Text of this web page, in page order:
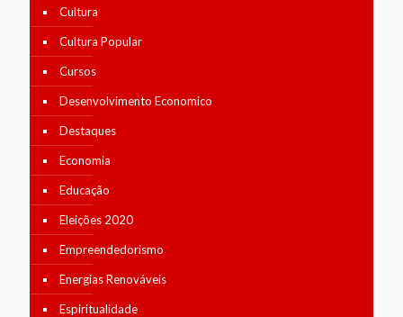
Cultura
Cultura Popular
Cursos
Desenvolvimento Economico
Destaques
Economia
Educação
Eleições 2020
Empreendedorismo
Energias Renováveis
Espiritualidade